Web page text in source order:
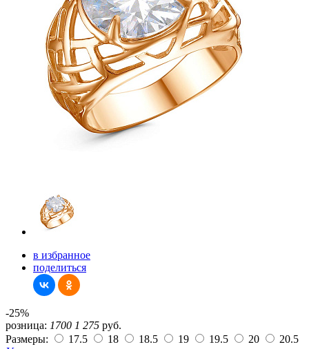
в избранное
поделиться
-25%
розница: 1700 1 275 руб.
Размеры:
17.5 18 18.5 19 19.5 20
20.5